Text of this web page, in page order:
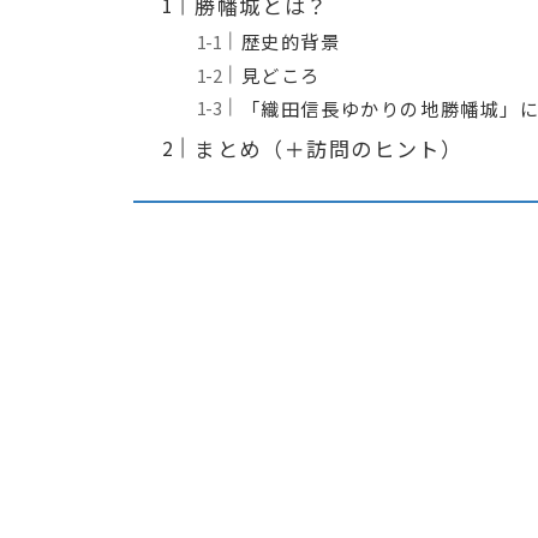
歴史的背景
見どころ
「織田信長ゆかりの地勝幡城」
まとめ（＋訪問のヒント）